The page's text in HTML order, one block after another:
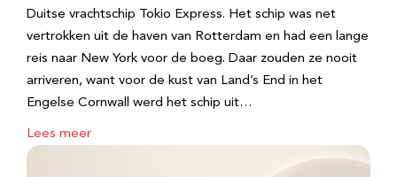
Duitse vrachtschip Tokio Express. Het schip was net
vertrokken uit de haven van Rotterdam en had een lange
reis naar New York voor de boeg. Daar zouden ze nooit
arriveren, want voor de kust van Land’s End in het
Engelse Cornwall werd het schip uit…
Lees meer